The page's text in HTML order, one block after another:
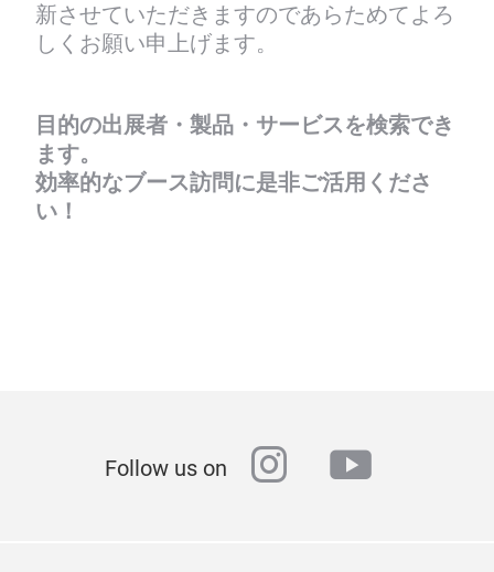
新させていただきますのであらためてよろ
しくお願い申上げます。
目的の出展者・製品・サービスを検索でき
ます。
効率的なブース訪問に是非ご活用くださ
い！
Follow us on instagram
youtube